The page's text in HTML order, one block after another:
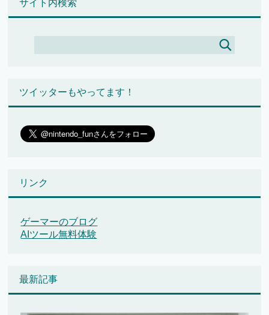
サイト内検索
ツイッターもやってます！
リンク
ゲーマーのブログ
AIツール無料体験
最新記事